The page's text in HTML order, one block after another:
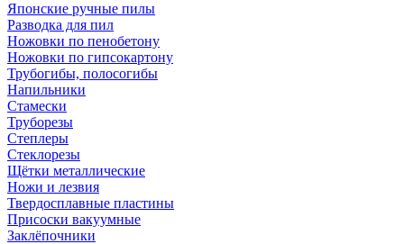
Японские ручные пилы
Разводка для пил
Ножовки по пенобетону
Ножовки по гипсокартону
Трубогибы, полосогибы
Напильники
Стамески
Труборезы
Степлеры
Стеклорезы
Щётки металлические
Ножи и лезвия
Твердосплавные пластины
Присоски вакуумные
Заклёпочники